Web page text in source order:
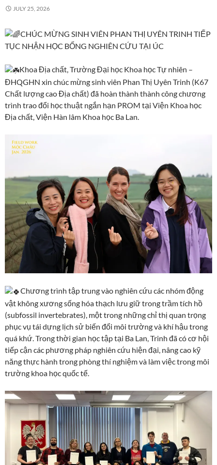
JULY 25, 2026
CHÚC MỪNG SINH VIÊN PHAN THỊ UYÊN TRINH TIẾP
TỤC NHẬN HỌC BỔNG NGHIÊN CỨU TẠI ÚC
Khoa Địa chất, Trường Đại học Khoa học Tự nhiên –
ĐHQGHN xin chúc mừng sinh viên Phan Thị Uyên Trinh (K67
Chất lượng cao Địa chất) đã hoàn thành thành công chương
trình trao đổi học thuật ngắn hạn PROM tại Viện Khoa học
Địa chất, Viện Hàn lâm Khoa học Ba Lan.
Chương trình tập trung vào nghiên cứu các nhóm động
vật không xương sống hóa thạch lưu giữ trong trầm tích hồ
(subfossil invertebrates), một trong những chỉ thị quan trọng
phục vụ tái dựng lịch sử biến đổi môi trường và khí hậu trong
quá khứ. Trong thời gian học tập tại Ba Lan, Trinh đã có cơ hội
tiếp cận các phương pháp nghiên cứu hiện đại, nâng cao kỹ
năng thực hành trong phòng thí nghiệm và làm việc trong môi
trường khoa học quốc tế.